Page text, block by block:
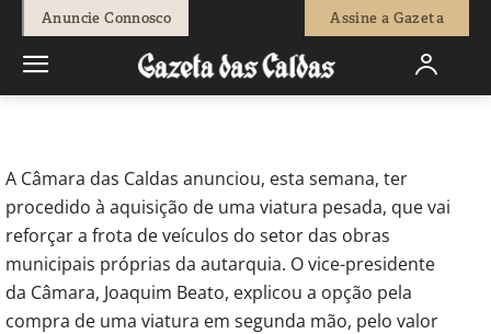
Anuncie Connosco Assine a Gazeta
Redação - 30 de Junho, 2022 0
A Câmara das Caldas anunciou, esta semana, ter
procedido à aquisição de uma viatura pesada, que vai
reforçar a frota de veículos do setor das obras
municipais próprias da autarquia. O vice-presidente
da Câmara, Joaquim Beato, explicou a opção pela
compra de uma viatura em segunda mão, pelo valor